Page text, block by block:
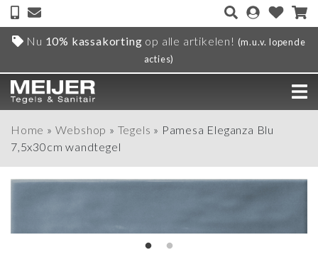
Nu 10% kassakorting op alle artikelen! (m.u.v. lopende
acties)
Home » Webshop » Tegels » Pamesa Eleganza Blu
7,5x30cm wandtegel